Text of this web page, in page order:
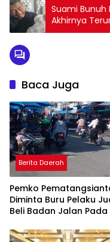
Suami Bunuh
Akhirnya
Baca Juga
Berita Daerah
Pemko
Diminta Buru Pelaku
Beli Badan Jalan Pada